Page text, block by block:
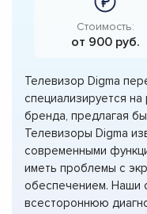
Стоимость:
от 900 руб.
Телевизор Digma
специализируется
бренда, предлагая
Телевизоры Digma
современными
иметь проблемы с
обеспечением. Наши
всестороннюю